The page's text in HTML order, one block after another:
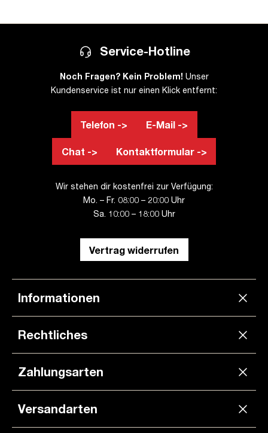
Service-Hotline
Noch Fragen? Kein Problem! Unser
Kundenservice ist nur einen Klick entfernt:
Telefon -> E-Mail ->
Chat -> Kontaktformular ->
Wir stehen dir kostenfrei zur Verfügung:
Mo. – Fr. 08:00 – 20:00 Uhr
Sa. 10:00 – 18:00 Uhr
Vertrag widerrufen
Informationen
Rechtliches
Zahlungsarten
Versandarten